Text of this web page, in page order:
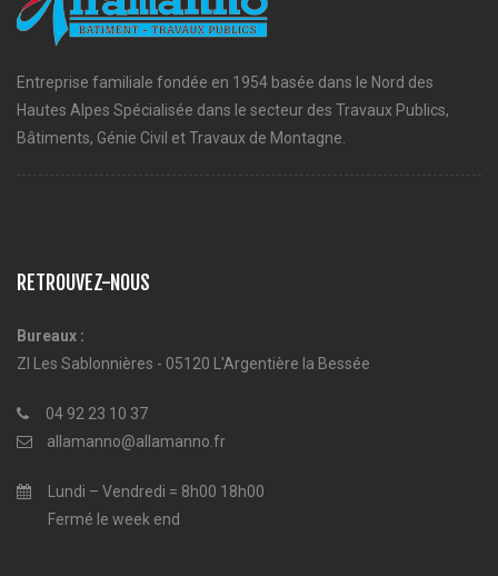
Entreprise familiale fondée en 1954 basée dans le Nord des
Hautes Alpes Spécialisée dans le secteur des Travaux Publics,
Bâtiments, Génie Civil et Travaux de Montagne.
RETROUVEZ-NOUS
Bureaux :
ZI Les Sablonnières - 05120 L'Argentière la Bessée
04 92 23 10 37
allamanno@allamanno.fr
Lundi – Vendredi = 8h00 18h00
Fermé le week end